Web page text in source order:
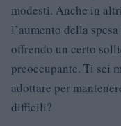
modesti. Anche in
l’aumento della
offrendo un certo
preoccupante. Ti sei
adottare per
difficili?